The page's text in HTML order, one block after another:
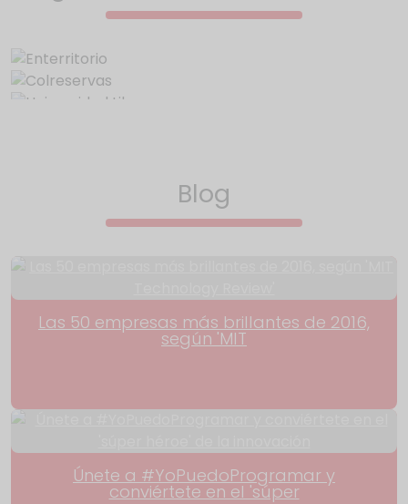
Blog
Las 50 empresas más brillantes de 2016,
según 'MIT
Únete a #YoPuedoProgramar y
conviértete en el 'súper